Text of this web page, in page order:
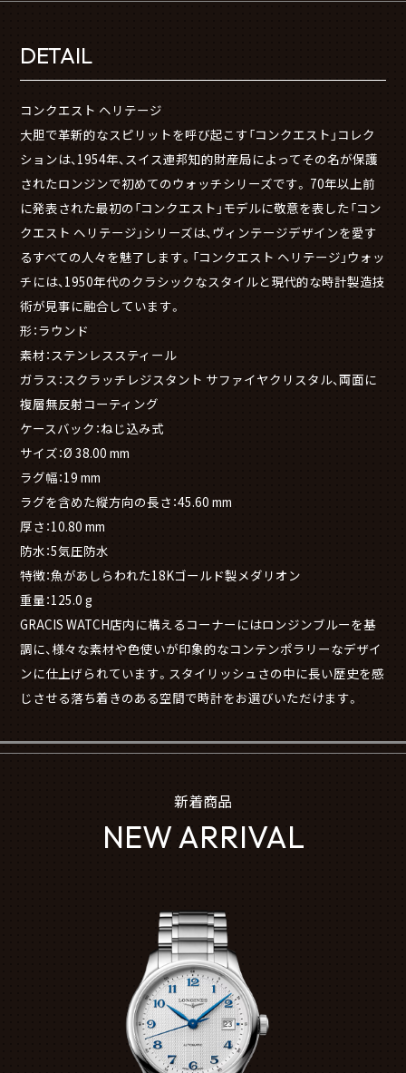
DETAIL
コンクエスト ヘリテージ
大胆で革新的なスピリットを呼び起こす「コンクエスト」コレク
ションは、1954年、スイス連邦知的財産局によってその名が保護
されたロンジンで初めてのウォッチシリーズです。 70年以上前
に発表された最初の「コンクエスト」モデルに敬意を表した「コン
クエスト ヘリテージ」シリーズは、ヴィンテージデザインを愛す
るすべての人々を魅了します。「コンクエスト ヘリテージ」ウォッ
チには、1950年代のクラシックなスタイルと現代的な時計製造技
術が見事に融合しています。
形：ラウンド
素材：ステンレススティール
ガラス：スクラッチレジスタント サファイヤクリスタル、両面に
複層無反射コーティング
ケースバック：ねじ込み式
サイズ：Ø 38.00 mm
ラグ幅：19 mm
ラグを含めた縦方向の長さ：45.60 mm
厚さ：10.80 mm
防水：5気圧防水
特徴：魚があしらわれた18Kゴールド製メダリオン
重量：125.0 g
GRACIS WATCH店内に構えるコーナーにはロンジンブルーを基
調に、様々な素材や色使いが印象的なコンテンポラリーなデザイ
ンに仕上げられています。スタイリッシュさの中に長い歴史を感
じさせる落ち着きのある空間で時計をお選びいただけます。
新着商品
NEW ARRIVAL